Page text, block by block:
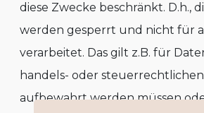
diese Zwecke beschränkt. D.h.,
werden gesperrt und nicht für
verarbeitet. Das gilt z.B. für
handels- oder
aufbewahrt werden müssen